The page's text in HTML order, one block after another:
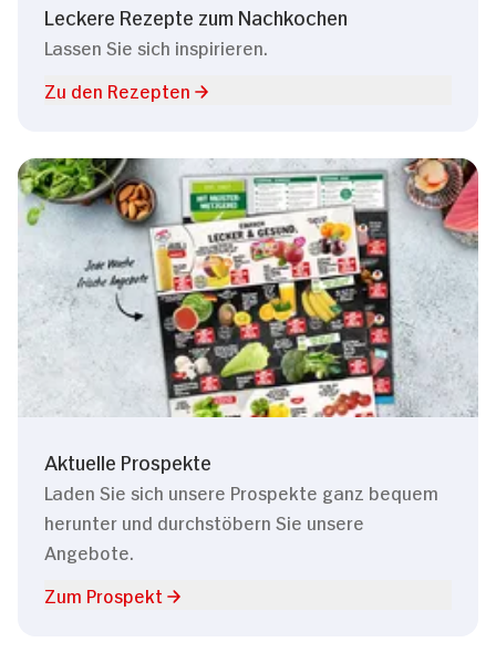
Leckere Rezepte zum Nachkochen
Lassen Sie sich inspirieren.
Zu den Rezepten
Aktuelle Prospekte
Laden Sie sich unsere Prospekte ganz bequem
herunter und durchstöbern Sie unsere
Angebote.
Zum Prospekt